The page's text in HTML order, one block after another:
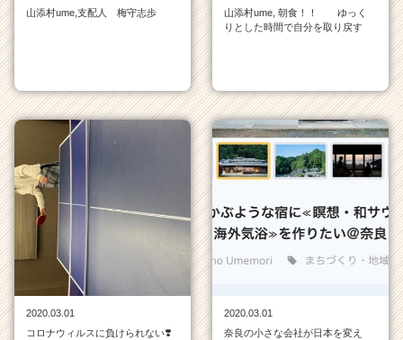
山添村ume,支配人 梅守志歩
山添村ume, 朝食！！ ゆっく
りとした時間で自分を取り戻す
2020.03.01
コロナウィルスに負けられない❣️
2020.03.01
奈良の小さな会社が日本を変え